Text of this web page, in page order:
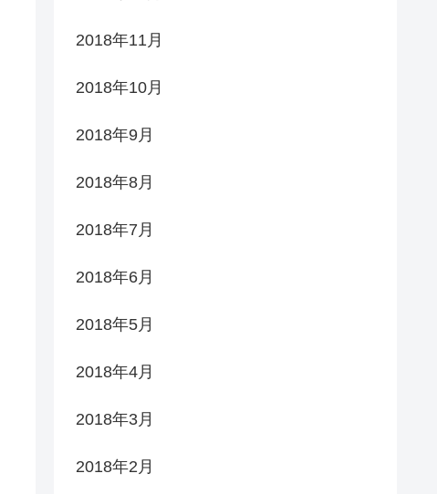
2018年11月
2018年10月
2018年9月
2018年8月
2018年7月
2018年6月
2018年5月
2018年4月
2018年3月
2018年2月